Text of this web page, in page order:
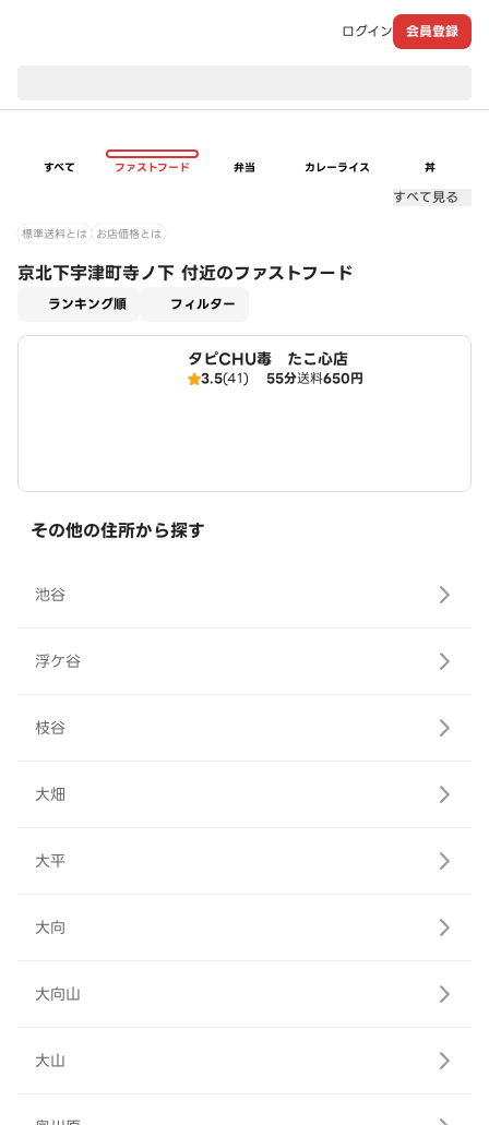
ログイン 会員登録
すべて ファストフード 弁当 カレーライス 丼
すべて見る
標準送料とは お店価格とは
京北下宇津町寺ノ下 付近のファストフード
ランキング順 フィルター
タピCHU毒 たこ心店
3.5(41) 55分送料650円
その他の住所から探す
池谷
浮ケ谷
枝谷
大畑
大平
大向
大向山
大山